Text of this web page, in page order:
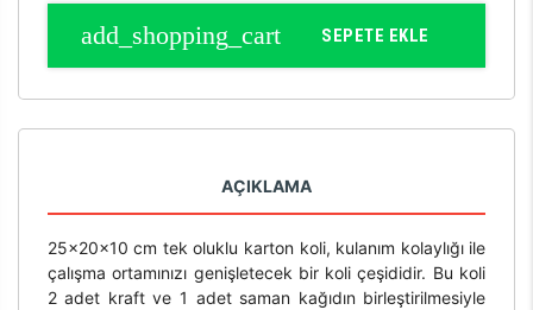
SEPETE EKLE
AÇIKLAMA
25x20x10 cm tek oluklu karton koli, kulanım kolaylığı ile
çalışma ortamınızı genişletecek bir koli çeşididir. Bu koli
2 adet kraft ve 1 adet saman kağıdın birleştirilmesiyle